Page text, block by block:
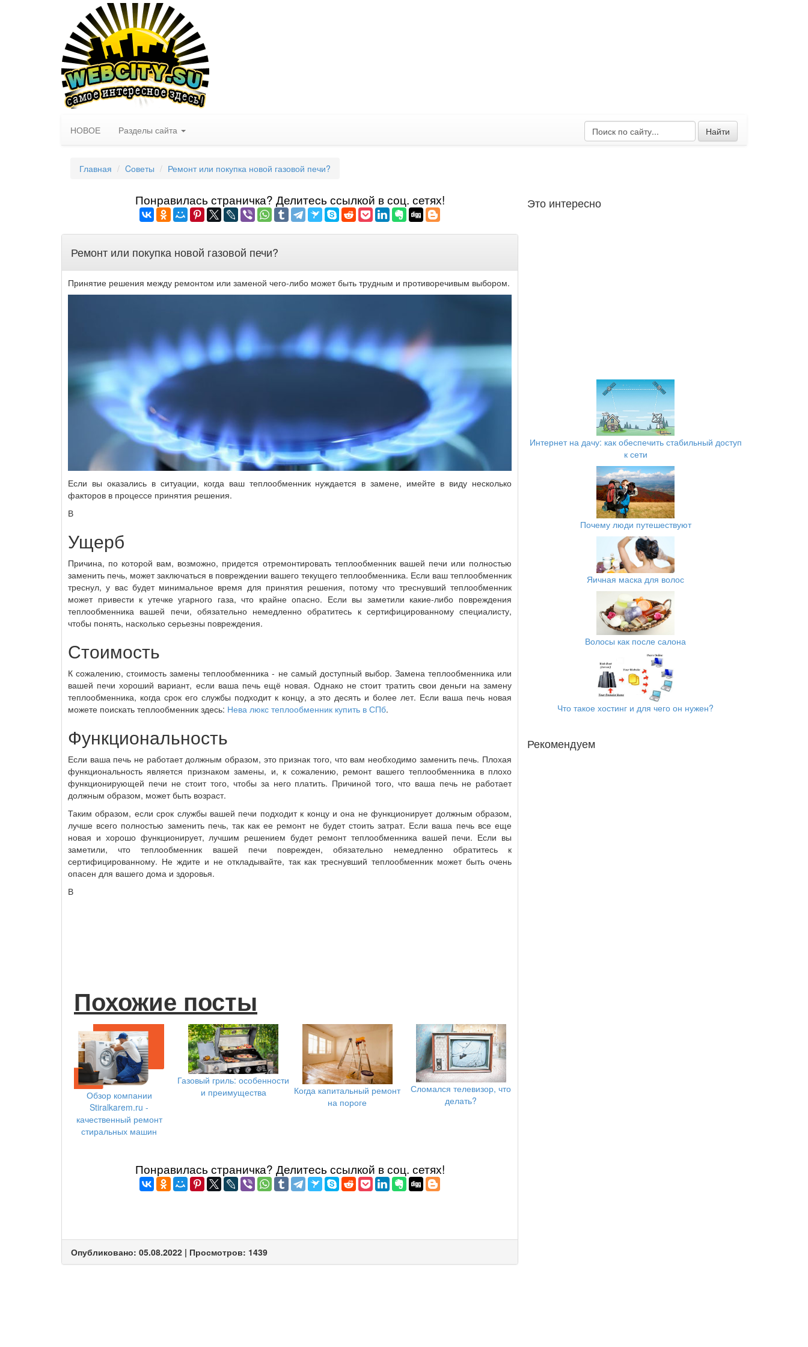
НОВОЕ Разделы сайта Найти
Главная Cоветы Ремонт или покупка новой газовой печи?
Понравилась страничка? Делитеcь ссылкой в соц. сетях!
Ремонт или покупка новой газовой печи?
Принятие решения между ремонтом или заменой чего-либо может быть трудным и противоречивым выбором.
Если вы оказались в ситуации, когда ваш теплообменник нуждается в замене, имейте в виду несколько
факторов в процессе принятия решения.
В
Ущерб
Причина, по которой вам, возможно, придется отремонтировать теплообменник вашей печи или полностью
заменить печь, может заключаться в повреждении вашего текущего теплообменника. Если ваш теплообменник
треснул, у вас будет минимальное время для принятия решения, потому что треснувший теплообменник
может привести к утечке угарного газа, что крайне опасно. Если вы заметили какие-либо повреждения
теплообменника вашей печи, обязательно немедленно обратитесь к сертифицированному специалисту,
чтобы понять, насколько серьезны повреждения.
Стоимость
К сожалению, стоимость замены теплообменника - не самый доступный выбор. Замена теплообменника или
вашей печи хороший вариант, если ваша печь ещё новая. Однако не стоит тратить свои деньги на замену
теплообменника, когда срок его службы подходит к концу, а это десять и более лет. Если ваша печь новая
можете поискать теплообменник здесь: Нева люкс теплообменник купить в СПб.
Функциональность
Если ваша печь не работает должным образом, это признак того, что вам необходимо заменить печь. Плохая
функциональность является признаком замены, и, к сожалению, ремонт вашего теплообменника в плохо
функционирующей печи не стоит того, чтобы за него платить. Причиной того, что ваша печь не работает
должным образом, может быть возраст.
Таким образом, если срок службы вашей печи подходит к концу и она не функционирует должным образом,
лучше всего полностью заменить печь, так как ее ремонт не будет стоить затрат. Если ваша печь все еще
новая и хорошо функционирует, лучшим решением будет ремонт теплообменника вашей печи. Если вы
заметили, что теплообменник вашей печи поврежден, обязательно немедленно обратитесь к
сертифицированному. Не ждите и не откладывайте, так как треснувший теплообменник может быть очень
опасен для вашего дома и здоровья.
В
Похожие посты
Обзор компании
Stiralkarem.ru -
качественный ремонт
стиральных машин
Газовый гриль: особенности
и преимущества
Когда капитальный ремонт
на пороге
Сломался телевизор, что
делать?
Понравилась страничка? Делитеcь ссылкой в соц. сетях!
Опубликовано: 05.08.2022 | Просмотров: 1439
Это интересно
Интернет на дачу: как обеспечить стабильный доступ
к сети
Почему люди путешествуют
Яичная маска для волос
Волосы как после салона
Что такое хостинг и для чего он нужен?
Рекомендуем